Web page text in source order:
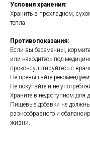
Условия хранения:
Хранить в прохладном,
тепла
Противопоказания:
Если вы беременны,
или находитесь под
проконсультируйтесь с
Не превышайте
Не покупайте и не
Храните в недоступном для
Пищевые добавки не
разнообразного и
жизни.